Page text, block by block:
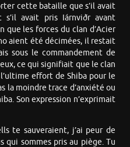
cette bataille que s’il avait
s’il avait pris Iárnviðr avant
que les forces du clan d’Acier
aient été décimées, il restait
sous le commandement de
ce qui signifiait que le clan
effort de Shiba pour le
la moindre trace d’anxiété ou
Son expression n’exprimait
te sauveraient, j’ai peur de
qui sommes pris au piège. Tu